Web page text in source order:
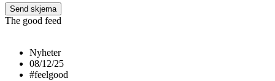
The good feed
Nyheter
08/12/25
#feelgood